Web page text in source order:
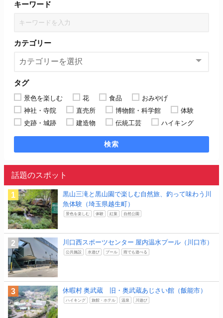
キーワード
カテゴリー
タグ
景色を楽しむ 花 食品
おみやげ
神社・寺院
直売所 博物館・科学館
体験
史跡・城跡
建造物 伝統工芸 ハイキング
検索
話題のスポット
黒山三滝と黒山園で楽しむ自然旅、釣って味わう川
魚体験（埼玉県越生町）
景色を楽しむ 体験 紅葉 自然公園
川口西スポーツセンター 屋内温水プール（川口市）
公共施設 水遊び プール 雨でも遊べる
休暇村 奥武蔵 旧・奥武蔵あじさい館（飯能市）
ハイキング 旅館・ホテル 温泉 川遊び